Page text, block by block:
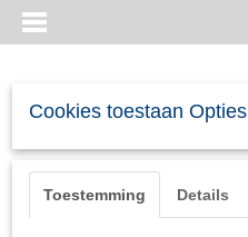
Cookies toestaan Opties
Toestemming Details